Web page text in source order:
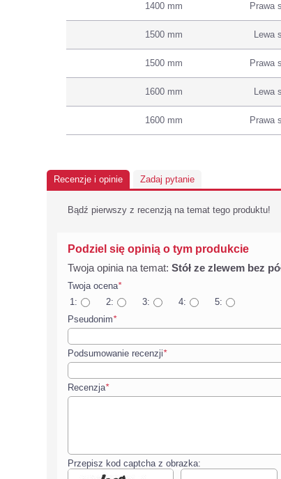
1400 mm Prawa
1500 mm Lewa
1500 mm Prawa
1600 mm Lewa
1600 mm Prawa
Recenzje i opinie Zadaj pytanie
Bądź pierwszy z recenzją na temat tego produktu!
Podziel się opinią o tym produkcie
Twoja opinia na temat: Stół ze zlewem bez
Twoja ocena*
1:
2: 3: 4:
5:
Pseudonim*
Podsumowanie recenzji*
Recenzja*
Przepisz kod captcha z obrazka: